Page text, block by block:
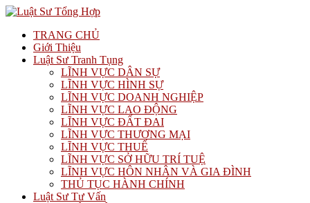
TRANG CHỦ
Giới Thiệu
Luật Sư Tranh Tụng
LĨNH VỰC DÂN SỰ
LĨNH VỰC HÌNH SỰ
LĨNH VỰC DOANH NGHIỆP
LĨNH VỰC LAO ĐỘNG
LĨNH VỰC ĐẤT ĐAI
LĨNH VỰC THƯƠNG MẠI
LĨNH VỰC THUẾ
LĨNH VỰC SỞ HỮU TRÍ TUỆ
LĨNH VỰC HÔN NHÂN VÀ GIA ĐÌNH
THỦ TỤC HÀNH CHÍNH
Luật Sư Tư Vấn